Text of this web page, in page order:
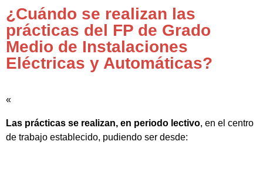
¿Cuándo se realizan las
prácticas del FP de Grado
Medio de Instalaciones
Eléctricas y Automáticas?
«
Las prácticas se realizan, en periodo lectivo, en el centro
de trabajo establecido, pudiendo ser desde: